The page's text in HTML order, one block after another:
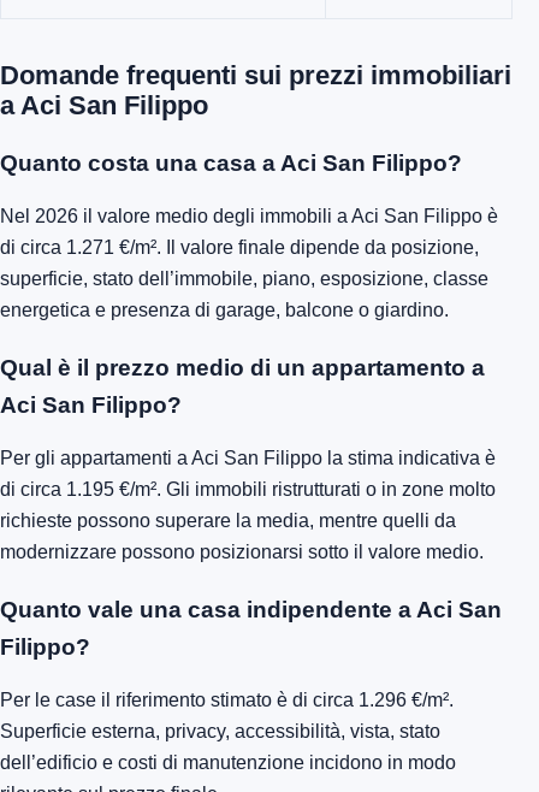
Domande frequenti sui prezzi immobiliari
a Aci San Filippo
Quanto costa una casa a Aci San Filippo?
Nel 2026 il valore medio degli immobili a Aci San Filippo è
di circa 1.271 €/m². Il valore finale dipende da posizione,
superficie, stato dell’immobile, piano, esposizione, classe
energetica e presenza di garage, balcone o giardino.
Qual è il prezzo medio di un appartamento a
Aci San Filippo?
Per gli appartamenti a Aci San Filippo la stima indicativa è
di circa 1.195 €/m². Gli immobili ristrutturati o in zone molto
richieste possono superare la media, mentre quelli da
modernizzare possono posizionarsi sotto il valore medio.
Quanto vale una casa indipendente a Aci San
Filippo?
Per le case il riferimento stimato è di circa 1.296 €/m².
Superficie esterna, privacy, accessibilità, vista, stato
dell’edificio e costi di manutenzione incidono in modo